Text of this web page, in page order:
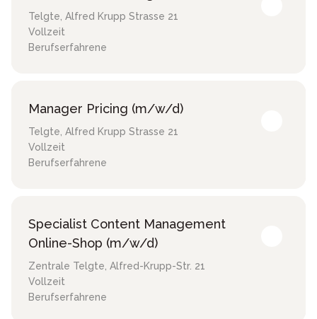
Telgte, Alfred Krupp Strasse 21
Vollzeit
Berufserfahrene
Manager Pricing (m/w/d)
Telgte, Alfred Krupp Strasse 21
Vollzeit
Berufserfahrene
Specialist Content Management
Online-Shop (m/w/d)
Zentrale Telgte, Alfred-Krupp-Str. 21
Vollzeit
Berufserfahrene